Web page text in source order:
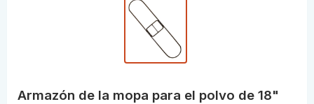
Armazón de la mopa para el polvo de 18"